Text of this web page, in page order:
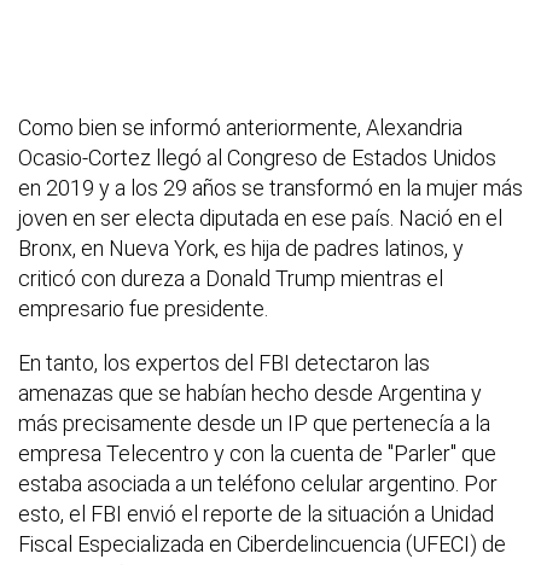
Como bien se informó anteriormente, Alexandria
Ocasio-Cortez llegó al Congreso de Estados Unidos
en 2019 y a los 29 años se transformó en la mujer más
joven en ser electa diputada en ese país. Nació en el
Bronx, en Nueva York, es hija de padres latinos, y
criticó con dureza a Donald Trump mientras el
empresario fue presidente.
En tanto, los expertos del FBI detectaron las
amenazas que se habían hecho desde Argentina y
más precisamente desde un IP que pertenecía a la
empresa Telecentro y con la cuenta de "Parler" que
estaba asociada a un teléfono celular argentino. Por
esto, el FBI envió el reporte de la situación a Unidad
Fiscal Especializada en Ciberdelincuencia (UFECI) de